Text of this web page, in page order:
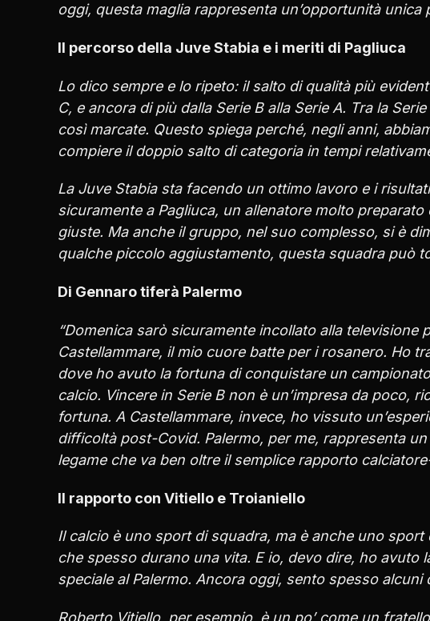
oggi, questa maglia rappresenta un’opportunità unica
Il percorso della Juve Stabia e i meriti di Pagliuca
Lo dico sempre e lo ripeto: il salto di qualità più
C, e ancora di più dalla Serie B alla Serie A. Tra la
così marcate. Questo spiega perché, negli anni,
compiere il doppio salto di categoria in tempi
La Juve Stabia sta facendo un ottimo lavoro e i
sicuramente a Pagliuca, un allenatore molto
giuste. Ma anche il gruppo, nel suo complesso, si è
qualche piccolo aggiustamento, questa squadra può
Di Gennaro tiferà Palermo
“Domenica sarò sicuramente incollato alla televisione
Castellammare, il mio cuore batte per i rosanero. Ho
dove ho avuto la fortuna di conquistare un
calcio. Vincere in Serie B non è un’impresa da poco,
fortuna. A Castellammare, invece, ho vissuto
difficoltà post-Covid. Palermo, per me, rappresenta
legame che va ben oltre il semplice rapporto
Il rapporto con Vitiello e Troianiello
Il calcio è uno sport di squadra, ma è anche uno
che spesso durano una vita. E io, devo dire, ho
speciale al Palermo. Ancora oggi, sento spesso alcuni
Roberto Vitiello, per esempio, è un po’ come un